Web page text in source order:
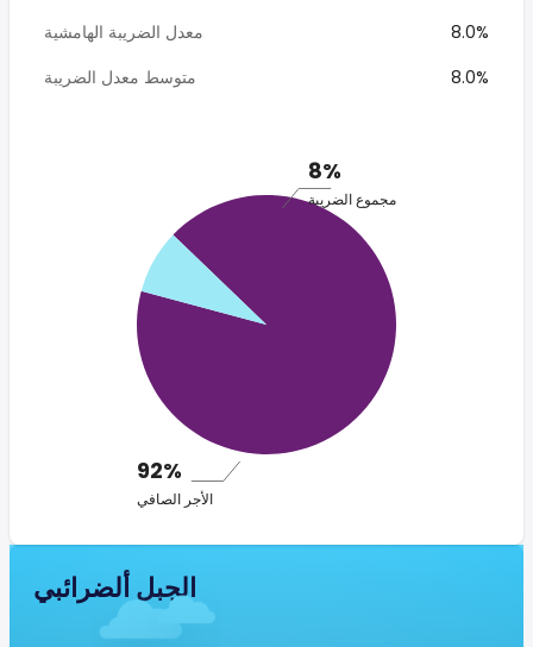
معدل الضريبة الهامشية
8.0%
متوسط معدل الضريبة
8.0%
8%
مجموع الضريبة
92%
الأجر الصافي
الجبل ألضرائبي